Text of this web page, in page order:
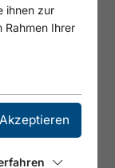
ihnen zur
Ihrer
Akzeptieren